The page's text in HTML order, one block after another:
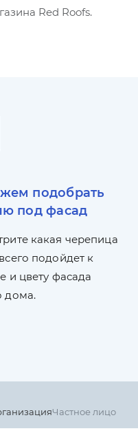
Red Roofs.
подобрать
под фасад
какая черепица
подойдет к
и цвету фасада
дома.
Частное лицо